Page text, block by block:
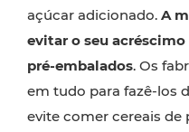
açúcar adicionado. A
evitar o seu
pré-embalados. Os
em tudo para fazê-los
evite comer cereais